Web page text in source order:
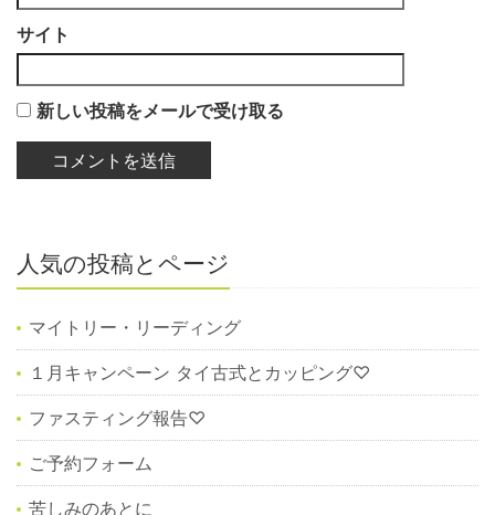
サイト
新しい投稿をメールで受け取る
人気の投稿とページ
マイトリー・リーディング
１月キャンペーン タイ古式とカッピング♡
ファスティング報告♡
ご予約フォーム
苦しみのあとに